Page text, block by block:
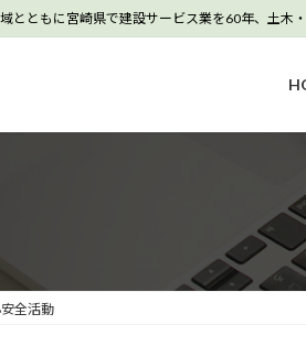
とともに宮崎県で建設サービス業を60年、土
全活動